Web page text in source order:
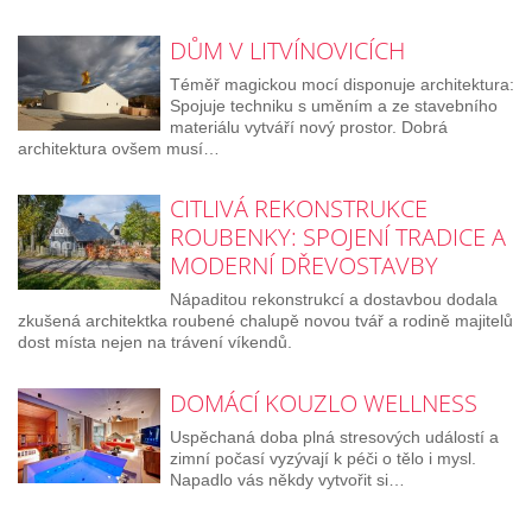
DŮM V LITVÍNOVICÍCH
Téměř magickou mocí disponuje architektura:
Spojuje techniku s uměním a ze stavebního
materiálu vytváří nový prostor. Dobrá
architektura ovšem musí…
CITLIVÁ REKONSTRUKCE
ROUBENKY: SPOJENÍ TRADICE A
MODERNÍ DŘEVOSTAVBY
Nápaditou rekonstrukcí a dostavbou dodala
zkušená architektka roubené chalupě novou tvář a rodině majitelů
dost místa nejen na trávení víkendů.
DOMÁCÍ KOUZLO WELLNESS
Uspěchaná doba plná stresových událostí a
zimní počasí vyzývají k péči o tělo i mysl.
Napadlo vás někdy vytvořit si…